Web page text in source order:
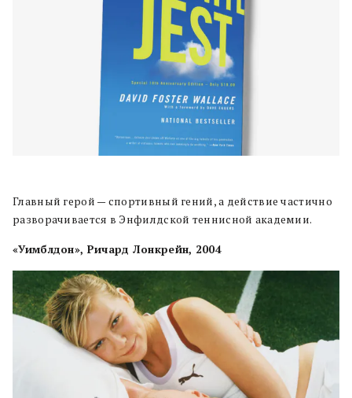
Главный герой — спортивный гений, а действие частично
разворачивается в Энфилдской теннисной академии.
«Уимблдон», Ричард Лонкрейн, 2004